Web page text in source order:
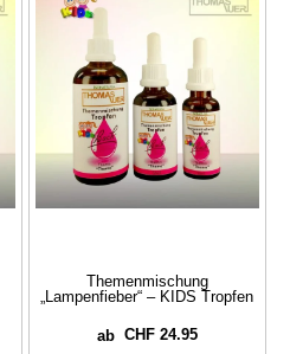
Themenmischung
„Lampenfieber“ – KIDS Tropfen
ab CHF24.95